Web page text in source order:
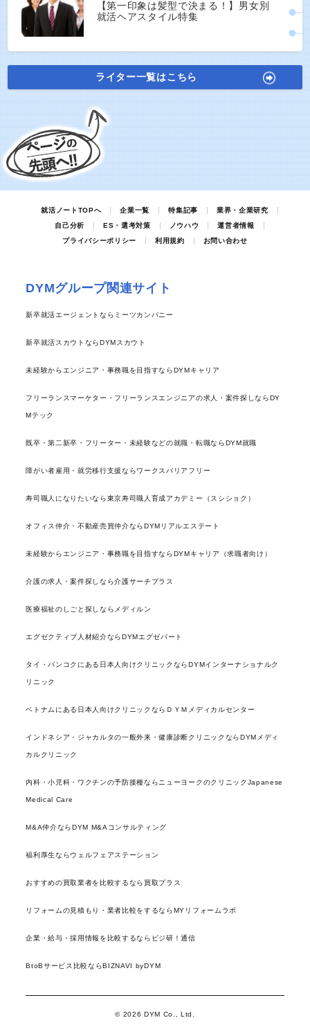
【第一印象は髪型で決まる！】男女別
就活ヘアスタイル特集
ライター一覧はこちら
就活ノートTOPへ 企業一覧 特集記事
業界・企業研究
自己分析
ES・選考対策 ノウハウ
運営者情報
プライバシーポリシー
利用規約 お問い合わせ
DYMグループ関連サイト
新卒就活エージェントならミーツカンパニー
新卒就活スカウトならDYMスカウト
未経験からエンジニア・事務職を目指すならDYMキャリア
フリーランスマーケター・フリーランスエンジニアの求人・案件探しならDY
Mテック
既卒・第二新卒・フリーター・未経験などの就職・転職ならDYM就職
障がい者雇用・就労移行支援ならワークスバリアフリー
寿司職人になりたいなら東京寿司職人育成アカデミー（スシショク）
オフィス仲介・不動産売買仲介ならDYMリアルエステート
未経験からエンジニア・事務職を目指すならDYMキャリア（求職者向け）
介護の求人・案件探しなら介護サーチプラス
医療福祉のしごと探しならメディルン
エグゼクティブ人材紹介ならDYMエグゼパート
タイ・バンコクにある日本人向けクリニックならDYMインターナショナルク
リニック
ベトナムにある日本人向けクリニックならＤＹＭメディカルセンター
インドネシア・ジャカルタの一般外来・健康診断クリニックならDYMメディ
カルクリニック
内科・小児科・ワクチンの予防接種ならニューヨークのクリニックJapanese
Medical Care
M&A仲介ならDYM M&Aコンサルティング
福利厚生ならウェルフェアステーション
おすすめの買取業者を比較するなら買取プラス
リフォームの見積もり・業者比較をするならMYリフォームラボ
企業・給与・採用情報を比較するならビジ研！通信
BtoBサービス比較ならBIZNAVI byDYM
© 2026 DYM Co., Ltd.